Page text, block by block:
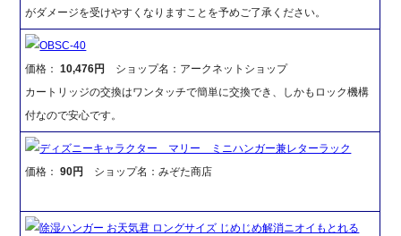
がダメージを受けやすくなりますことを予めご了承ください。
OBSC-40
価格：10,476円
ショップ名：アークネットショップ
カートリッジの交換はワンタッチで簡単に交換でき、しかもロック機構
付なので安心です。
ディズニーキャラクター マリー ミニハンガー兼レターラック
価格：90円 ショップ名：みぞた商店
除湿ハンガー お天気君 ロングサイズ じめじめ解消ニオイもとれる